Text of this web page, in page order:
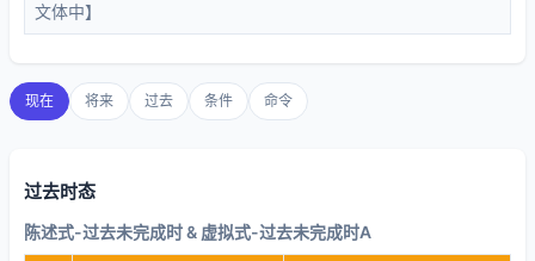
文体中】
现在 将来 过去 条件 命令
过去时态
陈述式-过去未完成时 & 虚拟式-过去未完成时A